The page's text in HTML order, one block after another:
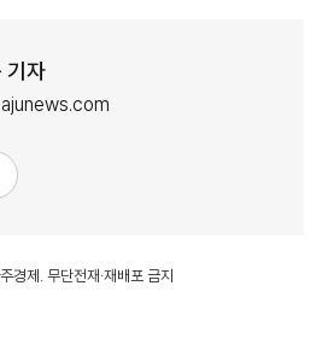
기자
제. 무단전재·재배포 금지